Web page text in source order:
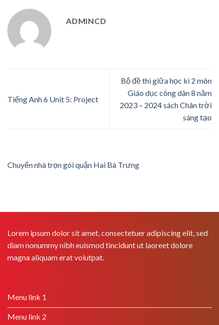
ADMINCD
Tiếng Anh 6 Unit 5: Project
Bộ đề thi giữa học kì 2 môn
Giáo dục công dân 8 năm
2023 – 2024 sách Chân trời
sáng tạo
Chuyển nhà trọn gói quận Hai Bà Trưng
Lorem ipsum dolor sit amet, consectetuer adipiscing elit, sed
diam nonummy nibh euismod tincidunt ut laoreet dolore
magna aliquam erat volutpat.
Menu link 1
Menu link 2